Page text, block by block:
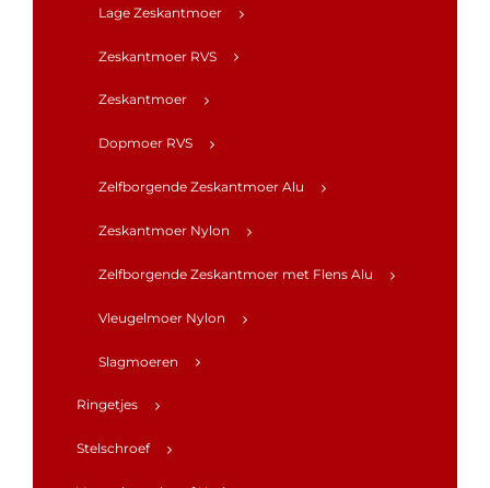
Lage Zeskantmoer
Zeskantmoer RVS
Zeskantmoer
Dopmoer RVS
Zelfborgende Zeskantmoer Alu
Zeskantmoer Nylon
Zelfborgende Zeskantmoer met Flens Alu
Vleugelmoer Nylon
Slagmoeren
Ringetjes
Stelschroef